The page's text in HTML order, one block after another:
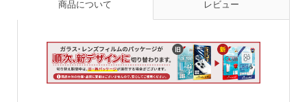
商品について レビュー